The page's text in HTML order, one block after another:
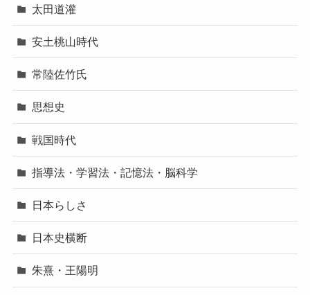
太田道灌
安土桃山時代
常陸佐竹氏
思想史
戦国時代
指導法・学習法・記憶法・脳科学
日本らしさ
日本史横断
朱熹・王陽明